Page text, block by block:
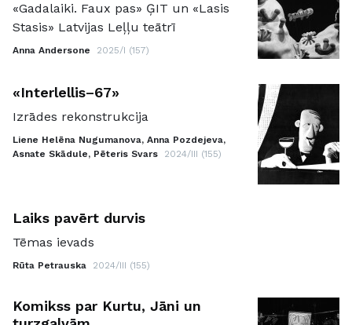
«Gadalaiki. Faux pas» ĢIT un «Lasis
Stasis» Latvijas Leļļu teātrī
Anna Andersone 2025/I (157)
«Interlellis–67»
Izrādes rekonstrukcija
Liene Helēna Nugumanova, Anna Pozdejeva,
Asnate Skādule, Pēteris Svars
2024/III (155)
Laiks pavērt durvis
Tēmas ievads
Rūta Petrauska 2024/III (155)
Komikss par Kurtu, Jāni un